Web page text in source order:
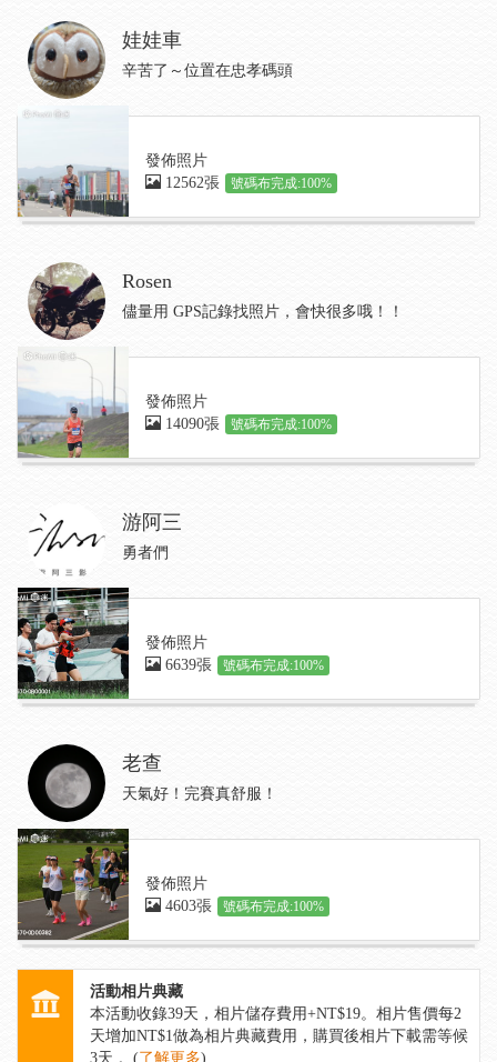
娃娃車
辛苦了～位置在忠孝碼頭
發佈照片
12562張
號碼布完成:100%
Rosen
儘量用 GPS記錄找照片，會快很多哦！！
發佈照片
14090張
號碼布完成:100%
游阿三
勇者們
發佈照片
6639張
號碼布完成:100%
老查
天氣好！完賽真舒服！
發佈照片
4603張
號碼布完成:100%
活動相片典藏
本活動收錄39天，相片儲存費用+NT$19。相片售價每2
天增加NT$1做為相片典藏費用，購買後相片下載需等候
3天 。(了解更多)